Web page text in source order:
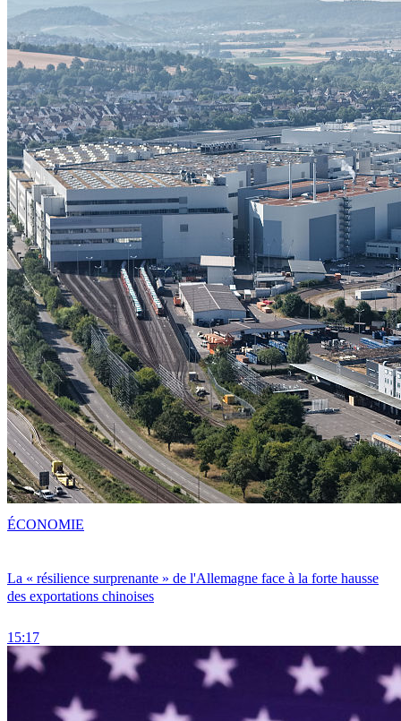
La « résilience surprenante » de l'Allemagne face à la forte hausse
des exportations chinoises
15:17
ÉCONOMIE